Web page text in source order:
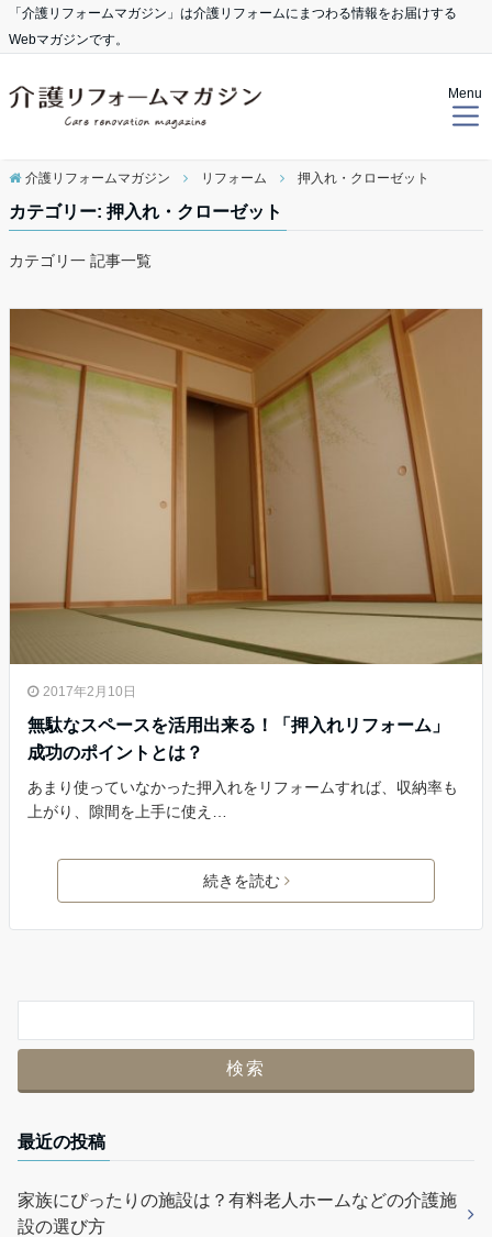
「介護リフォームマガジン」は介護リフォームにまつわる情報をお届けする
Webマガジンです。
Menu
介護リフォームマガジン リフォーム 押入れ・クローゼット
カテゴリー: 押入れ・クローゼット
カテゴリ一 記事一覧
2017年2月10日
無駄なスペースを活用出来る！「押入れリフォーム」
成功のポイントとは？
あまり使っていなかった押入れをリフォームすれば、収納率も
上がり、隙間を上手に使え…
続きを読む
最近の投稿
家族にぴったりの施設は？有料老人ホームなどの介護施
設の選び方